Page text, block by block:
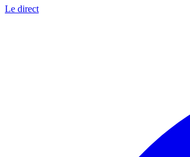
Le direct